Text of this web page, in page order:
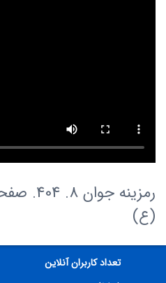
(ع)
تعداد کاربران آنلاین